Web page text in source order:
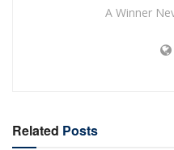
A Winner
Related Posts